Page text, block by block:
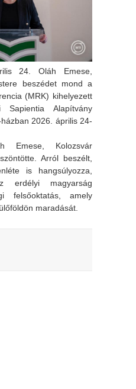
24. Oláh Emese,
beszédet mond a
(MRK) kihelyezett
Alapítvány
2026. április 24-
Emese, Kolozsvár
Arról beszélt,
is hangsúlyozza,
erdélyi magyarság
felsőoktatás, amely
maradását.